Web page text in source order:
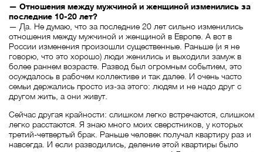
— Отношения между мужчиной и женщиной изменились за
последние 10-20 лет?
— Да. Не думаю, что за последние 20 лет сильно изменились
отношения между мужчиной и женщиной в Европе. А вот в
России изменения произошли существенные. Раньше (и я не
говорю, что это хорошо) люди женились и выходили замуж в
более раннем возрасте. Развод был огромным событием, это
осуждалось в рабочем коллективе и так далее. И очень часто
семьи держались просто из-за этого: людям и не надо друг с
другом жить, а они живут.
Сейчас другая крайности: слишком легко встречаются, слишком
легко расстаются. Я знаю много моих сверстников, у которых
третий-четвертый брак. Раньше человек получал квартиру раз и
навсегда. И если разводились, деление этой квартиры было